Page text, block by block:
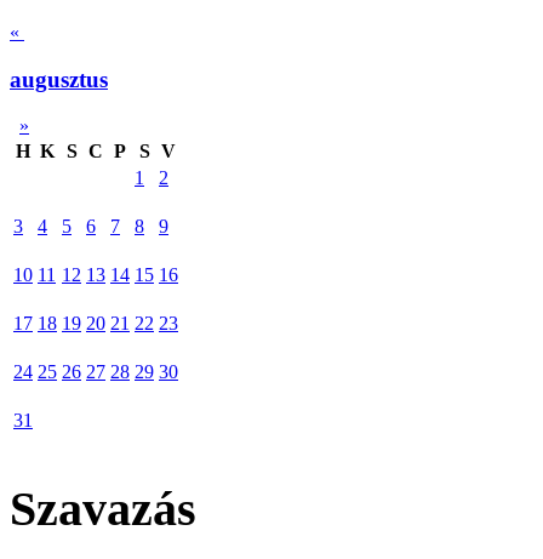
«
augusztus
»
H K S C P S V
1
2
3 4 5 6 7 8 9
10 11 12 13 14 15 16
17 18 19 20 21 22 23
24 25 26 27 28 29 30
31
Szavazás